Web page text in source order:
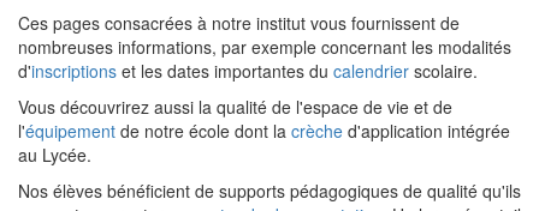
Ces pages consacrées à notre institut vous fournissent de
nombreuses informations, par exemple concernant les modalités
d'inscriptions et les dates importantes du calendrier scolaire.
Vous découvrirez aussi la qualité de l'espace de vie et de
l'équipement de notre école dont la crèche d'application intégrée
au Lycée.
Nos élèves bénéficient de supports pédagogiques de qualité qu'ils